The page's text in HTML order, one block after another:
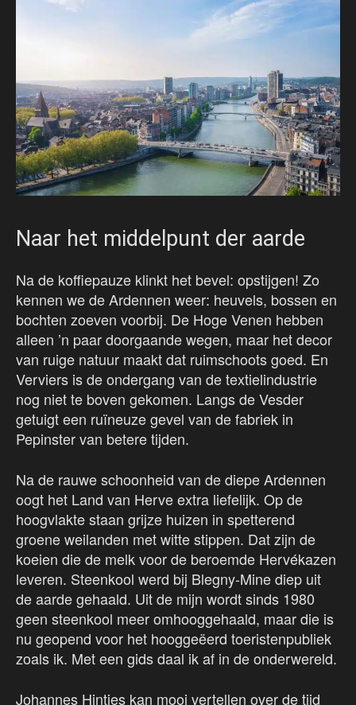
Naar het middelpunt der aarde
Na de koffiepauze klinkt het bevel: opstijgen! Zo
kennen we de Ardennen weer: heuvels, bossen en
bochten zoeven voorbij. De Hoge Venen hebben
alleen ’n paar doorgaande wegen, maar het decor
van ruige natuur maakt dat ruimschoots goed. En
Verviers is de ondergang van de textielindustrie
nog niet te boven gekomen. Langs de Vesder
getuigt een ruïneuze gevel van de fabriek in
Pepinster van betere tijden.
Na de rauwe schoonheid van de diepe Ardennen
oogt het Land van Herve extra liefelijk. Op de
hoogvlakte staan grijze huizen in spetterend
groene weilanden met witte stippen. Dat zijn de
koeien die de melk voor de beroemde Hervékazen
leveren. Steenkool werd bij Blegny-Mine diep uit
de aarde gehaald. Uit de mijn wordt sinds 1980
geen steenkool meer omhooggehaald, maar die is
nu geopend voor het hooggeëerd toeristenpubliek
zoals ik. Met een gids daal ik af in de onderwereld.
Johannes Hintjes kan mooi vertellen over de tijd